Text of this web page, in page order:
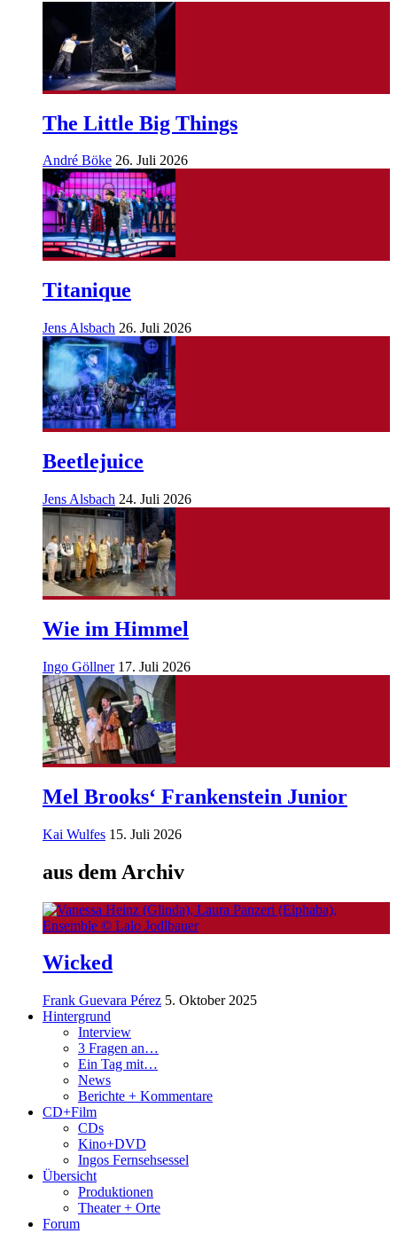
The Little Big Things
André Böke 26. Juli 2026
Titanique
Jens Alsbach 26. Juli 2026
Beetlejuice
Jens Alsbach 24. Juli 2026
Wie im Himmel
Ingo Göllner 17. Juli 2026
Mel Brooks‘ Frankenstein Junior
Kai Wulfes 15. Juli 2026
aus dem Archiv
Wicked
Frank Guevara Pérez 5. Oktober 2025
Hintergrund
Interview
3 Fragen an…
Ein Tag mit…
News
Berichte + Kommentare
CD+Film
CDs
Kino+DVD
Ingos Fernsehsessel
Übersicht
Produktionen
Theater + Orte
Forum